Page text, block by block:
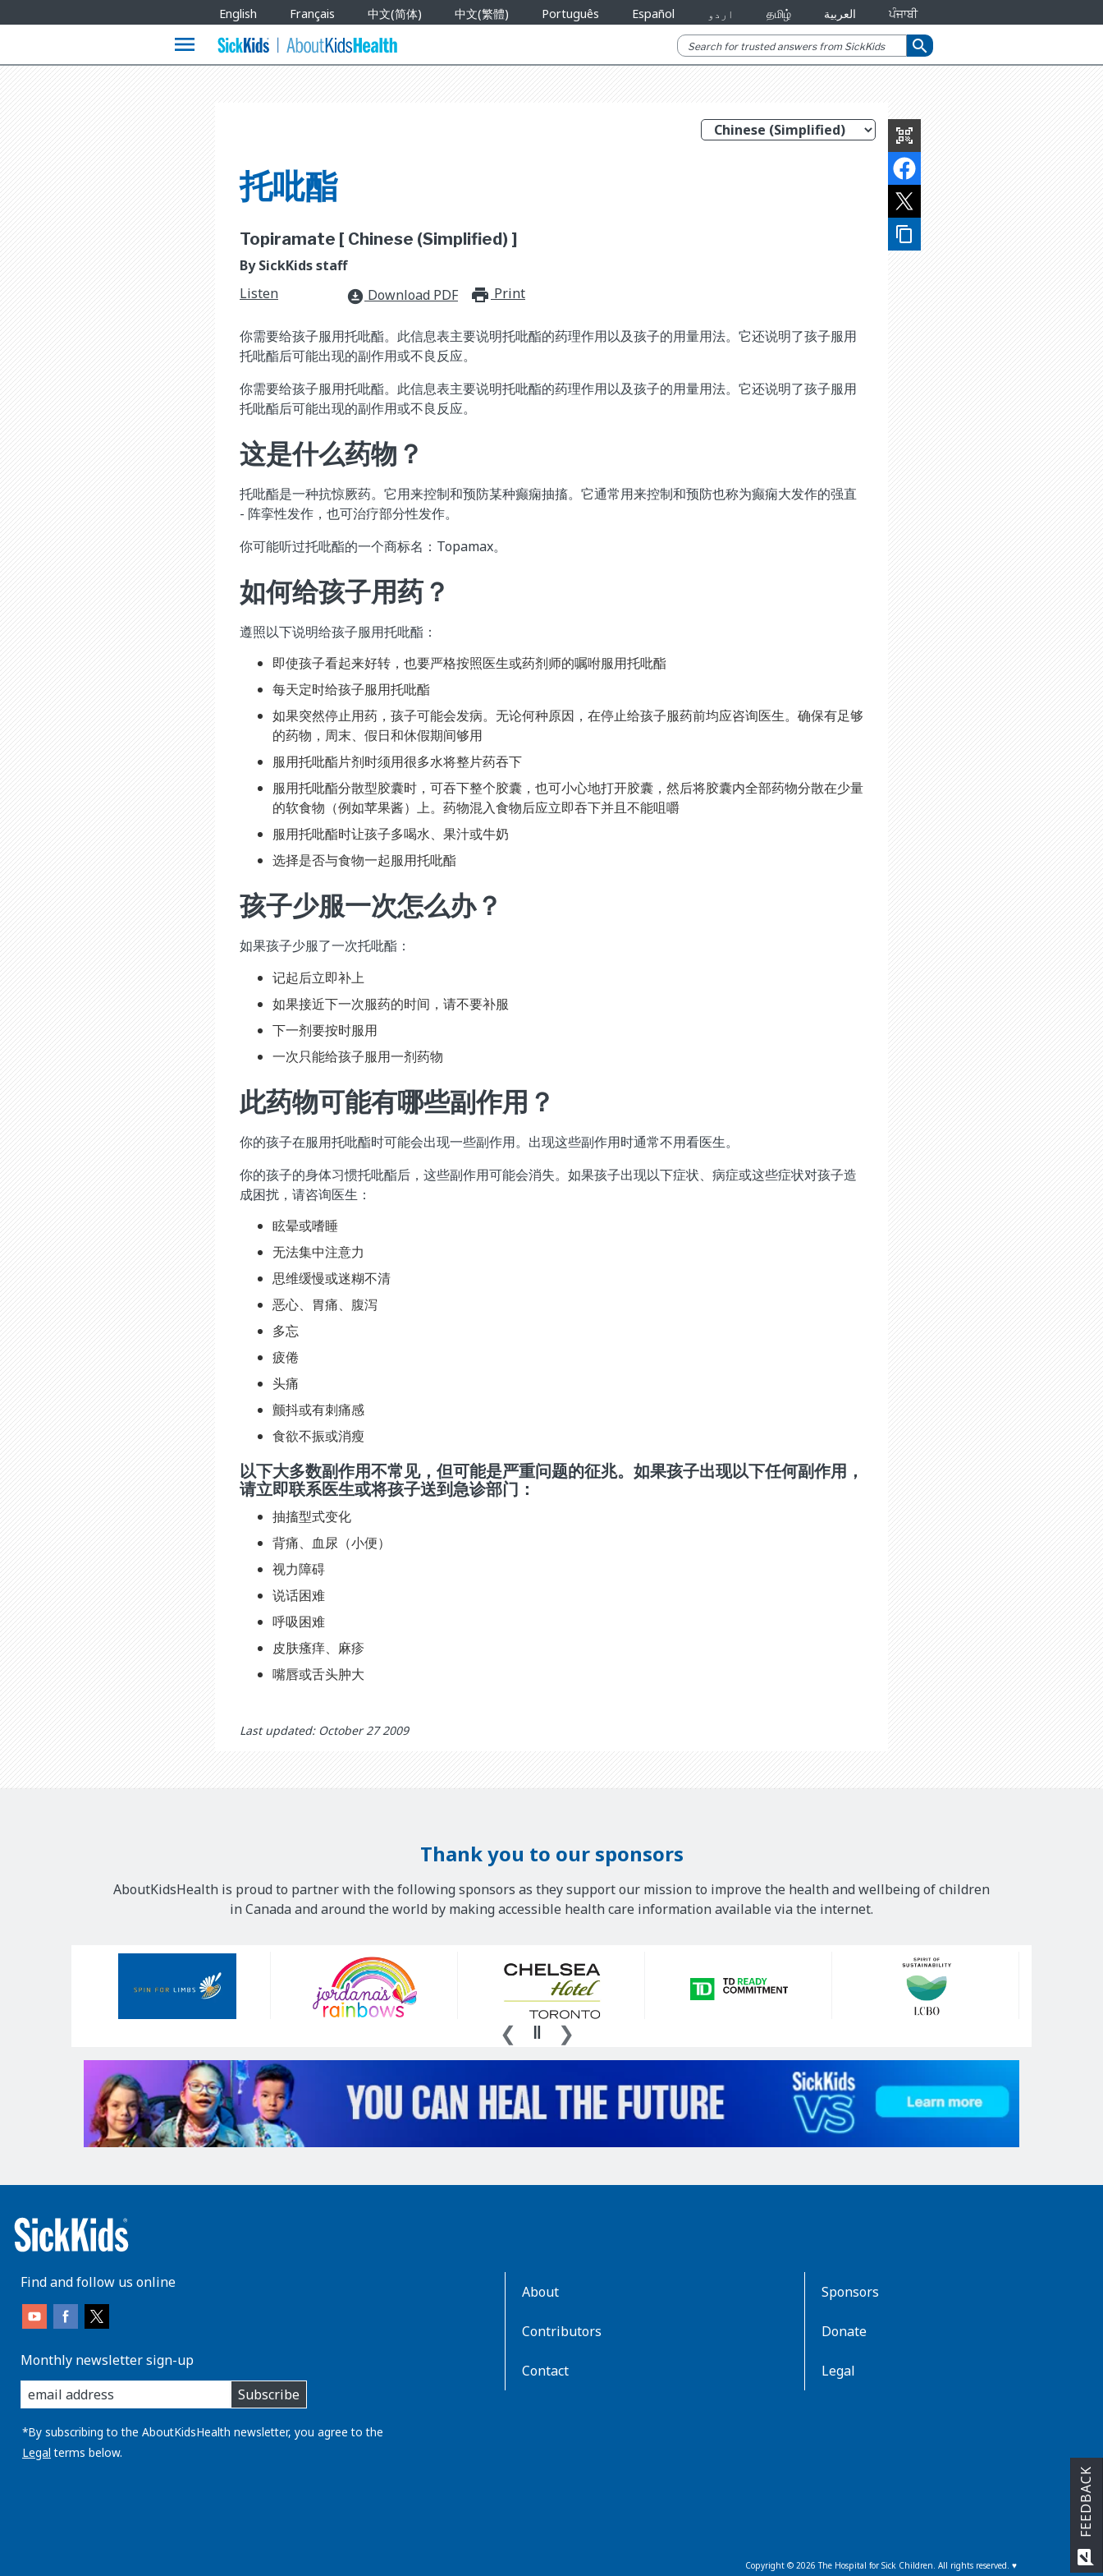
Languages
English Français 中文(简体) 中文(繁體) Português Español اردو தமிழ் العربية ਪੰਜਾਬੀ
menu search
qr_code_scanner
content_copy
托吡酯
Topiramate [ Chinese (Simplified) ]
By SickKids staff
Listen
download_for_offline Download PDF print_for_offline
Print
你需要给孩子服用托吡酯。此信息表主要说明托吡酯的药理作用以及孩子的用量用法。它还说明了孩子服用
托吡酯后可能出现的副作用或不良反应。
你需要给孩子服用托吡酯。此信息表主要说明托吡酯的药理作用以及孩子的用量用法。它还说明了孩子服用
托吡酯后可能出现的副作用或不良反应。
这是什么药物？
托吡酯是一种抗惊厥药。它用来控制和预防某种癫痫抽搐。它通常用来控制和预防也称为癫痫大发作的强直
- 阵挛性发作，也可治疗部分性发作。
你可能听过托吡酯的一个商标名：Topamax。
如何给孩子用药？
遵照以下说明给孩子服用托吡酯：
即使孩子看起来好转，也要严格按照医生或药剂师的嘱咐服用托吡酯
每天定时给孩子服用托吡酯
如果突然停止用药，孩子可能会发病。无论何种原因，在停止给孩子服药前均应咨询医生。确保有足够
的药物，周末、假日和休假期间够用
服用托吡酯片剂时须用很多水将整片药吞下
服用托吡酯分散型胶囊时，可吞下整个胶囊，也可小心地打开胶囊，然后将胶囊内全部药物分散在少量
的软食物（例如苹果酱）上。药物混入食物后应立即吞下并且不能咀嚼
服用托吡酯时让孩子多喝水、果汁或牛奶
选择是否与食物一起服用托吡酯
孩子少服一次怎么办？
如果孩子少服了一次托吡酯：
记起后立即补上
如果接近下一次服药的时间，请不要补服
下一剂要按时服用
一次只能给孩子服用一剂药物
此药物可能有哪些副作用？
你的孩子在服用托吡酯时可能会出现一些副作用。出现这些副作用时通常不用看医生。
你的孩子的身体习惯托吡酯后，这些副作用可能会消失。如果孩子出现以下症状、病症或这些症状对孩子造
成困扰，请咨询医生：
眩晕或嗜睡
无法集中注意力
思维缓慢或迷糊不清
恶心、胃痛、腹泻
多忘
疲倦
头痛
颤抖或有刺痛感
食欲不振或消瘦
以下大多数副作用不常见，但可能是严重问题的征兆。如果孩子出现以下任何副作用，
请立即联系医生或将孩子送到急诊部门：
抽搐型式变化
背痛、血尿（小便）
视力障碍
说话困难
呼吸困难
皮肤瘙痒、麻疹
嘴唇或舌头肿大
Last updated: October 27 2009
Thank you to our sponsors
AboutKidsHealth is proud to partner with the following sponsors as they support our mission to improve the health and wellbeing of children
in Canada and around the world by making accessible health care information available via the internet.
Find and follow us online
Monthly newsletter sign-up
enter
you
email
address:
Subscribe
*By subscribing to the AboutKidsHealth newsletter, you agree to the
Legal terms below.
About
Contributors
Contact
Sponsors
Donate
Legal
Copyright © 2026 The Hospital for Sick Children. All rights reserved. ♥ rate_review
FEEDBACK